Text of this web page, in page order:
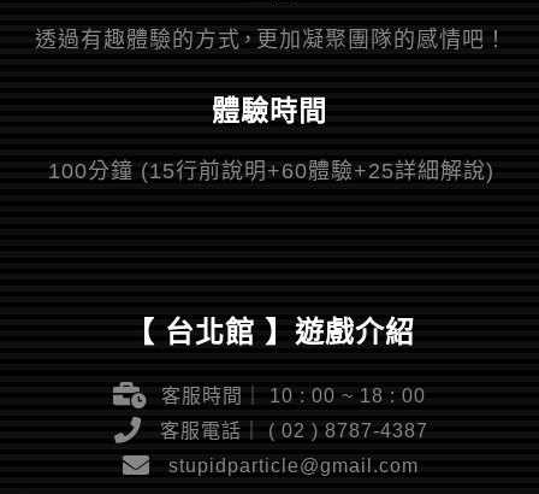
透 過 有 趣 體 驗 的 方 式，更 加 凝 聚 團 隊 的 感 情 吧 ！
體驗時間
1 0 0 分 鐘 ( 1 5 行 前 說 明 + 6 0 體 驗 + 2 5 詳 細 解 說 )
【 台北館 】遊戲介紹
客服時間｜ 10 : 00 ~ 18 : 00
客服電話｜ ( 02 ) 8787-4387
stupidparticle@gmail.com